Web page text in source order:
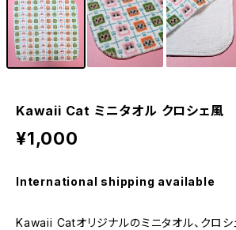
Kawaii Cat ミニタオル クロシェ風
¥1,000
International shipping available
Kawaii Catオリジナルのミニタオル、クロシ